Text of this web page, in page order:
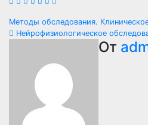
Навигация
записям
Методы обследования.
Нейрофизиологическое
От